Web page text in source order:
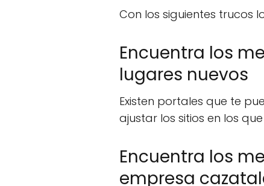
Con los siguientes trucos
Encuentra los
lugares nuevos
Existen portales que te
ajustar los sitios en los
Encuentra los
empresa